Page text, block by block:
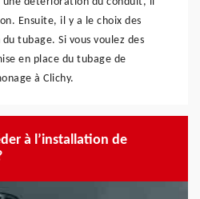
Ensuite, il y a le choix des
tubage. Si vous voulez des
en place du tubage de
à Clichy.
à l’installation de